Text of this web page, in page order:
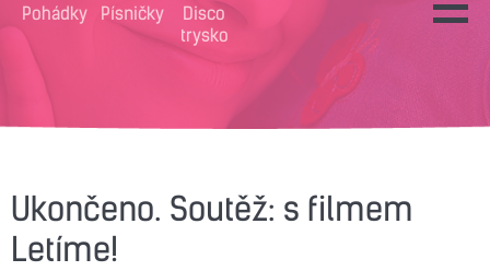
Pohádky Písničky
Disco
trysko
Ukončeno. Soutěž: s filmem
Letíme!